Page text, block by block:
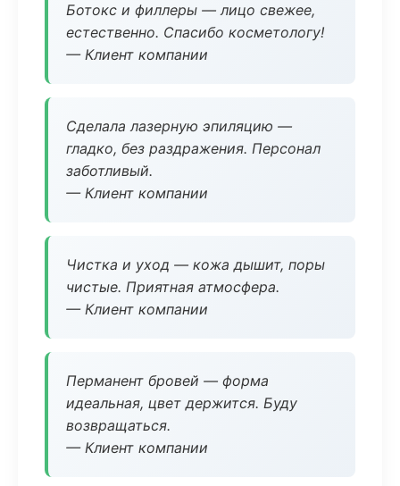
Ботокс и филлеры — лицо свежее,
естественно. Спасибо косметологу!
— Клиент компании
Сделала лазерную эпиляцию —
гладко, без раздражения. Персонал
заботливый.
— Клиент компании
Чистка и уход — кожа дышит, поры
чистые. Приятная атмосфера.
— Клиент компании
Перманент бровей — форма
идеальная, цвет держится. Буду
возвращаться.
— Клиент компании